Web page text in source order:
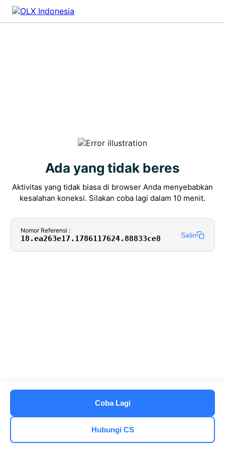
Ada yang tidak beres
Aktivitas yang tidak biasa di browser Anda menyebabkan
kesalahan koneksi. Silakan coba lagi dalam 10 menit.
Nomor Referensi :
18.ea263e17.1786117624.88833ce8 Salin
Hubungi CS
Coba Lagi